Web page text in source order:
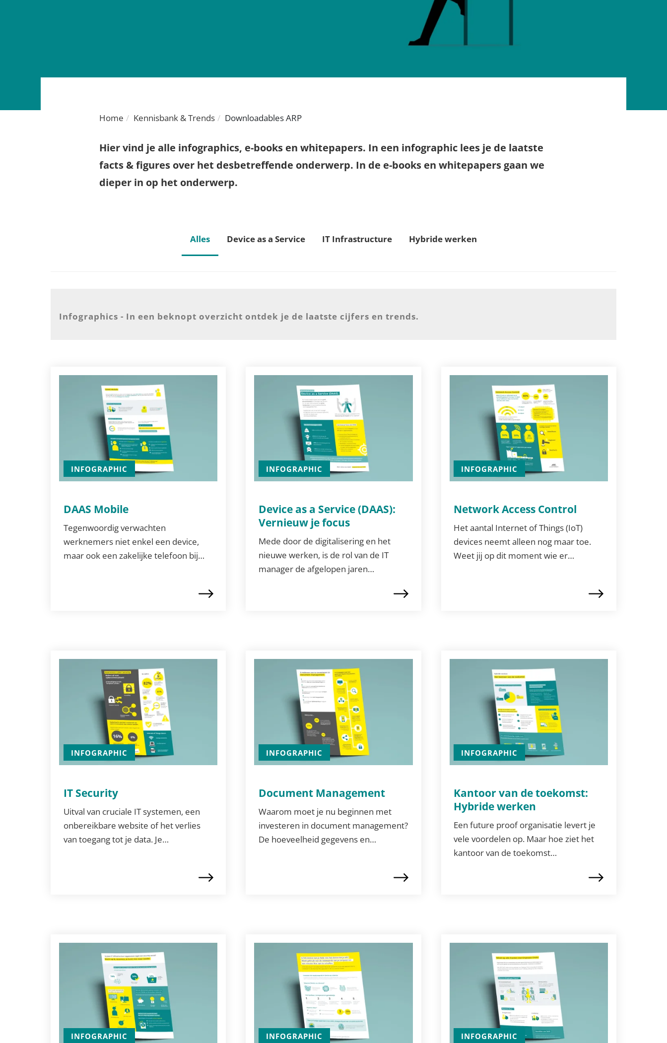
Home Kennisbank & Trends Downloadables ARP
Hier vind je alle infographics, e-books en whitepapers. In een infographic lees je de laatste
facts & figures over het desbetreffende onderwerp. In de e-books en whitepapers gaan we
dieper in op het onderwerp.
Alles Device as a Service IT Infrastructure Hybride werken
Infographics - In een beknopt overzicht ontdek je de laatste cijfers en trends.
INFOGRAPHIC
DAAS Mobile
Tegenwoordig verwachten
werknemers niet enkel een device,
maar ook een zakelijke telefoon bij…
INFOGRAPHIC
Device as a Service (DAAS):
Vernieuw je focus
Mede door de digitalisering en het
nieuwe werken, is de rol van de IT
manager de afgelopen jaren…
INFOGRAPHIC
Network Access Control
Het aantal Internet of Things (IoT)
devices neemt alleen nog maar toe.
Weet jij op dit moment wie er…
INFOGRAPHIC
IT Security
Uitval van cruciale IT systemen, een
onbereikbare website of het verlies
van toegang tot je data. Je…
INFOGRAPHIC
Document Management
Waarom moet je nu beginnen met
investeren in document management?
De hoeveelheid gegevens en…
INFOGRAPHIC
Kantoor van de toekomst:
Hybride werken
Een future proof organisatie levert je
vele voordelen op. Maar hoe ziet het
kantoor van de toekomst…
INFOGRAPHIC INFOGRAPHIC INFOGRAPHIC